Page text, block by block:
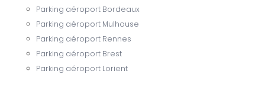
Parking aéroport Bordeaux
Parking aéroport Mulhouse
Parking aéroport Rennes
Parking aéroport Brest
Parking aéroport Lorient